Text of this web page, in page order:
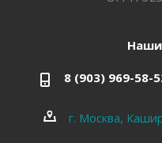
8 (903) 969-58-
г. Москва,